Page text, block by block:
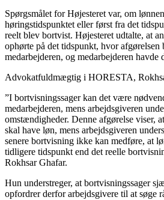
Spørgsmålet for Højesteret var, om
høringstidspunktet eller først fra det
reelt blev bortvist. Højesteret udtalte, at
ophørte på det tidspunkt, hvor afgørelsen
medarbejderen, og medarbejderen
Advokatfuldmægtig i HORESTA,
”I bortvisningssager kan det være
medarbejderen, mens arbejdsgiveren
omstændigheder. Denne afgørelse viser,
skal have løn, mens arbejdsgiveren
senere bortvisning ikke kan medføre, at
tidligere tidspunkt end det reelle
Rokhsar Ghafar.
Hun understreger, at bortvisningssager
opfordrer derfor arbejdsgivere til at søge